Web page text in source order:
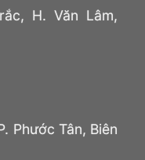
H. Văn Lâm,
Phước Tân, Biên